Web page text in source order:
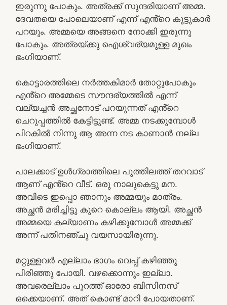
ഇരുന്നു പോകും. അത്രക്ക് സുന്ദരിയാണ് അമ്മ.
ദേവതയെ പോലെയാണ് എന്ന് എൻ്റെ കൂട്ടുകാർ
പറയും. അമ്മയെ അങ്ങനെ നോക്കി ഇരുന്നു
പോകും. അത്രയ്ക്കു ഐശ്വര്യമുള്ള മുഖം
ഭംഗിയാണ്.
കൊട്ടാരത്തിലെ നർത്തകിമാർ തോറ്റുപോകും
എൻ്റെ അമ്മേടെ സൗന്ദര്യത്തിൽ എന്ന്
വല്യച്ചൻ അച്ഛനോട് പറയുന്നത് എൻ്റെ
ചെറുപ്പത്തിൽ കേട്ടിട്ടുണ്ട്. അമ്മ നടക്കുമ്പോൾ
പിറകിൽ നിന്നു ആ അന്ന നട കാണാൻ നല്ല
ഭംഗിയാണ്.
പാലക്കാട്‌ ഉൾഗ്രാത്തിലെ പുത്തിലത്ത് തറവാട്
ആണ് എൻ്റെ വീട്. ഒരു നാലുകെട്ടു മന.
അവിടെ ഇപ്പൊ ഞാനും അമ്മയും മാത്രം.
അച്ഛൻ മരിച്ചിട്ടു കുറെ കൊല്ലം ആയി. അച്ഛൻ
അമ്മയെ കല്യാണം കഴിക്കുമ്പോൾ അമ്മക്ക്
അന്ന് പതിനഞ്ചു വയസായിരുന്നു.
മറ്റുള്ളവർ എല്ലാം ഭാഗം വെപ്പ് കഴിഞ്ഞു
പിരിഞ്ഞു പോയി. വഴക്കൊന്നും ഇല്ലാ.
അവരെല്ലാം പുറത്ത് ഓരോ ബിസിനസ്‌
ഒക്കെയാണ്. അത് കൊണ്ട് മാറി പോയതാണ്.